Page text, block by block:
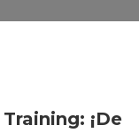
¡De